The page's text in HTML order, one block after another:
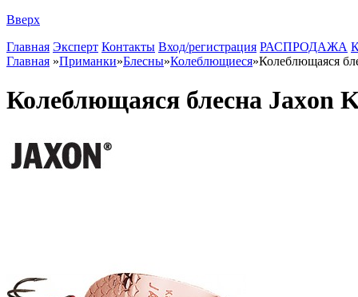
Вверх
Главная Эксперт Контакты Вход/регистрация РАСПРОДАЖА
Главная »Приманки»Блесны»Колеблющиеся»Колеблющаяся
Колеблющаяся блесна Jaxon